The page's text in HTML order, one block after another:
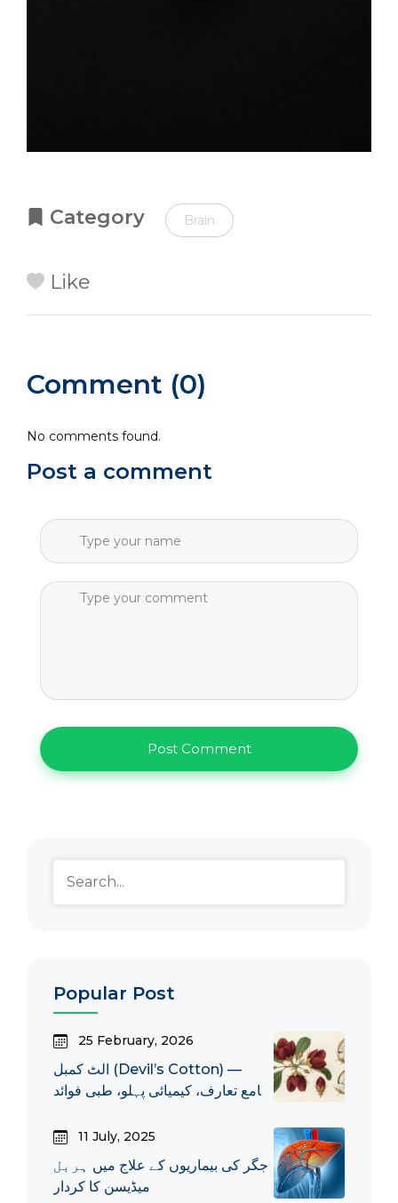
Category Brain
Like
Comment (0)
No comments found.
Post a comment
Popular Post
25 February, 2026
الٹ کمبل (Devil’s Cotton) —
جامع تعارف، کیمیائی پہلو، طبی فوائد
11 July, 2025
جگر کی بیماریوں کے علاج میں ہربل
میڈیسن کا کردار